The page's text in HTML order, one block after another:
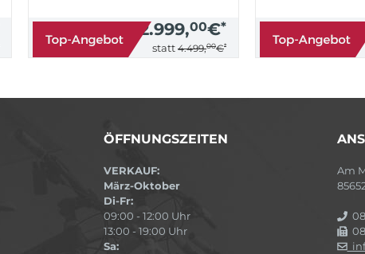
2.999,00€*
statt 4.499,00€*
ÖFFNUNGSZEITEN
VERKAUF:
März-Oktober
Di-Fr:
09:00 - 12:00 Uhr
13:00 - 19:00 Uhr
Sa:
Am